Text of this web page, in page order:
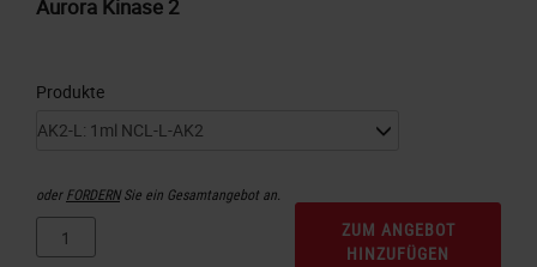
Aurora Kinase 2
Produkte
oderFORDERNSie ein Gesamtangebot an.
ZUM ANGEBOT
HINZUFÜGEN